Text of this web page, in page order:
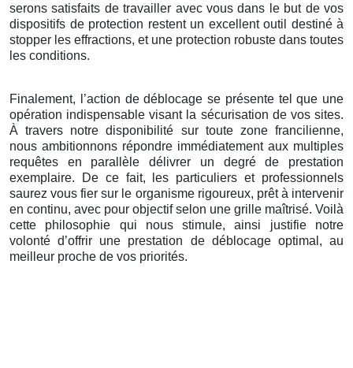
serons satisfaits de travailler avec vous dans le but de vos
dispositifs de protection restent un excellent outil destiné à
stopper les effractions, et une protection robuste dans toutes
les conditions.
Finalement, l’action de déblocage se présente tel que une
opération indispensable visant la sécurisation de vos sites.
À travers notre disponibilité sur toute zone francilienne,
nous ambitionnons répondre immédiatement aux multiples
requêtes en parallèle délivrer un degré de prestation
exemplaire. De ce fait, les particuliers et professionnels
saurez vous fier sur le organisme rigoureux, prêt à intervenir
en continu, avec pour objectif selon une grille maîtrisé. Voilà
cette philosophie qui nous stimule, ainsi justifie notre
volonté d’offrir une prestation de déblocage optimal, au
meilleur proche de vos priorités.